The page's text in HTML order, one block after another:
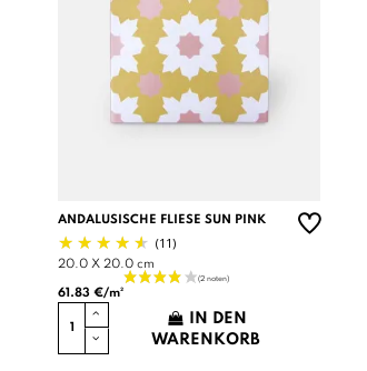
ANDALUSISCHE FLIESE SUN PINK
(11)
20.0 X 20.0 cm
61.83 €/m²
IN DEN
WARENKORB